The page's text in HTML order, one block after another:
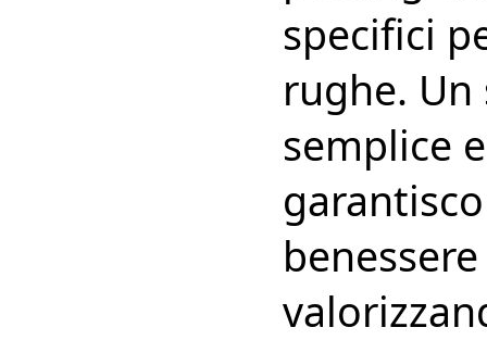
specifici
rughe.
semplice